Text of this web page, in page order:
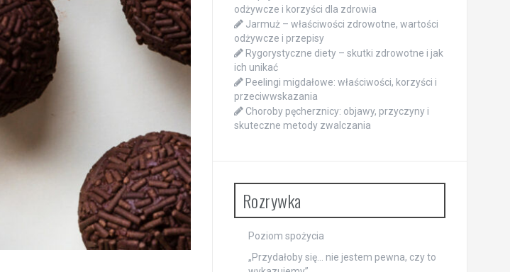
odżywcze i korzyści dla zdrowia
Jarmuż – właściwości zdrowotne, wartości
odżywcze i przepisy
Rygorystyczne diety – skutki zdrowotne i jak
ich unikać
Peelingi migdałowe: właściwości, korzyści i
przeciwwskazania
Choroby pęcherznicy: objawy, przyczyny i
skuteczne metody zwalczania
Rozrywka
Poziom spożycia
„Przydałoby się… nie jestem pewna, czy to